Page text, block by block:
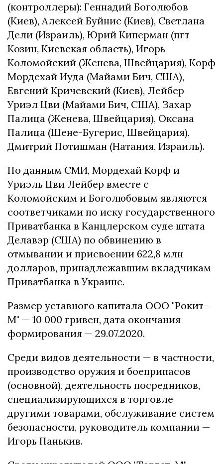
(контроллеры): Геннадий Боголюбов
(Киев), Алексей Буйнис (Киев), Светлана
Дели (Израиль), Юрий Киперман (пгт
Козин, Киевская область), Игорь
Коломойский (Женева, Швейцария), Корф
Мордехай Иуда (Майами Бич, США),
Евгений Кричевский (Киев), Лейбер
Уриэл Цви (Майами Бич, США), Захар
Палица (Женева, Швейцария), Оксана
Палица (Шене-Бугерис, Швейцария),
Дмитрий Потишман (Натания, Израиль).
По данным СМИ, Мордехай Корф и
Уриэль Цви Лейбер вместе с
Коломойским и Боголюбовым являются
соответчиками по иску государственного
Приватбанка в Канцлерском суде штата
Делавэр (США) по обвинению в
отмывании и присвоении 622,8 млн
долларов, принадлежавшим вкладчикам
Приватбанка в Украине.
Размер уставного капитала ООО "Рокит-
М" — 10 000 гривен, дата окончания
формирования — 29.07.2020.
Среди видов деятельности — в частности,
производство оружия и боеприпасов
(основной), деятельность посредников,
специализирующихся в торговле
другими товарами, обслуживание систем
безопасности, руководитель компании —
Игорь Панькив.